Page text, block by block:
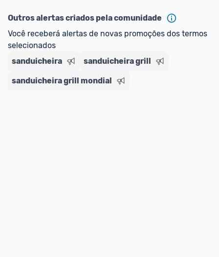
Outros alertas criados pela comunidade
Você receberá alertas de novas promoções dos termos
selecionados
sanduicheira
sanduicheira grill
sanduicheira grill mondial